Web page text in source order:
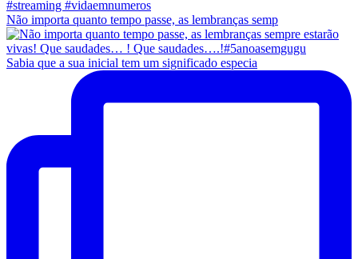
Não importa quanto tempo passe, as lembranças semp
Sabia que a sua inicial tem um significado especia